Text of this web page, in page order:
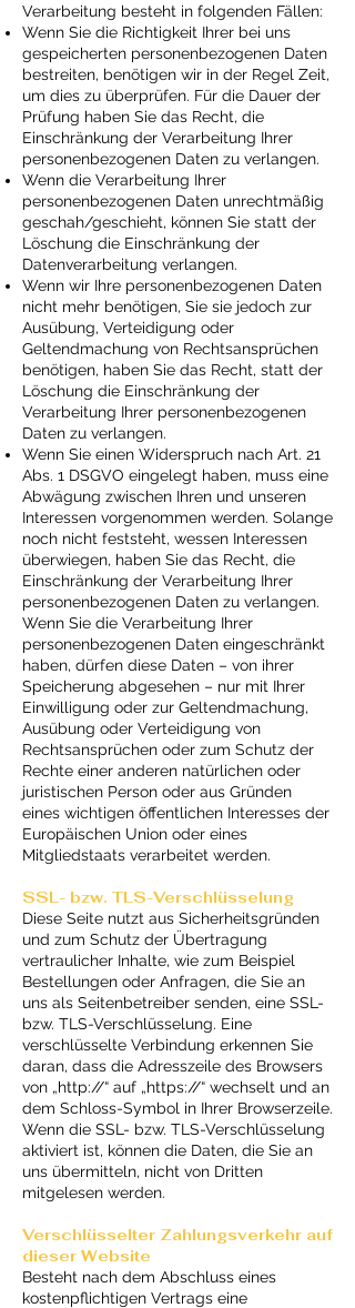
Verarbeitung besteht in folgenden Fällen:
Wenn Sie die Richtigkeit Ihrer bei uns
gespeicherten personenbezogenen Daten
bestreiten, benötigen wir in der Regel Zeit,
um dies zu überprüfen. Für die Dauer der
Prüfung haben Sie das Recht, die
Einschränkung der Verarbeitung Ihrer
personenbezogenen Daten zu verlangen.
Wenn die Verarbeitung Ihrer
personenbezogenen Daten unrechtmäßig
geschah/geschieht, können Sie statt der
Löschung die Einschränkung der
Datenverarbeitung verlangen.
Wenn wir Ihre personenbezogenen Daten
nicht mehr benötigen, Sie sie jedoch zur
Ausübung, Verteidigung oder
Geltendmachung von Rechtsansprüchen
benötigen, haben Sie das Recht, statt der
Löschung die Einschränkung der
Verarbeitung Ihrer personenbezogenen
Daten zu verlangen.
Wenn Sie einen Widerspruch nach Art. 21
Abs. 1 DSGVO eingelegt haben, muss eine
Abwägung zwischen Ihren und unseren
Interessen vorgenommen werden. Solange
noch nicht feststeht, wessen Interessen
überwiegen, haben Sie das Recht, die
Einschränkung der Verarbeitung Ihrer
personenbezogenen Daten zu verlangen.
Wenn Sie die Verarbeitung Ihrer
personenbezogenen Daten eingeschränkt
haben, dürfen diese Daten – von ihrer
Speicherung abgesehen – nur mit Ihrer
Einwilligung oder zur Geltendmachung,
Ausübung oder Verteidigung von
Rechtsansprüchen oder zum Schutz der
Rechte einer anderen natürlichen oder
juristischen Person oder aus Gründen
eines wichtigen öffentlichen Interesses der
Europäischen Union oder eines
Mitgliedstaats verarbeitet werden.
SSL- bzw. TLS-Verschlüsselung
Diese Seite nutzt aus Sicherheitsgründen
und zum Schutz der Übertragung
vertraulicher Inhalte, wie zum Beispiel
Bestellungen oder Anfragen, die Sie an
uns als Seitenbetreiber senden, eine SSL-
bzw. TLS-Verschlüsselung. Eine
verschlüsselte Verbindung erkennen Sie
daran, dass die Adresszeile des Browsers
von „http://“ auf „https://“ wechselt und an
dem Schloss-Symbol in Ihrer Browserzeile.
Wenn die SSL- bzw. TLS-Verschlüsselung
aktiviert ist, können die Daten, die Sie an
uns übermitteln, nicht von Dritten
mitgelesen werden.
Verschlüsselter Zahlungsverkehr auf
dieser Website
Besteht nach dem Abschluss eines
kostenpflichtigen Vertrags eine